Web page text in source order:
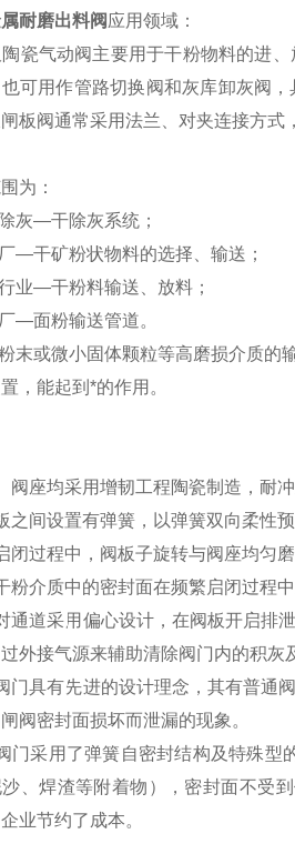
耐磨出料阀应用领域：
气动阀主要用于干粉物料的进、
可用作管路切换阀和灰库卸灰阀
板阀通常采用法兰、对夹连接方式
为：
灰—干除灰系统；
—干矿粉状物料的选择、输送；
业—干粉料输送、放料；
—面粉输送管道。
末或微小固体颗粒等高磨损介质的
，能起到*的作用。
阀座均采用增韧工程陶瓷制造，耐
之间设置有弹簧，以弹簧双向柔性
闭过程中，阀板子旋转与阀座均匀
粉介质中的密封面在频繁启闭过程
通道采用偏心设计，在阀板开启排
外接气源来辅助清除阀门内的积灰
门具有先进的设计理念，其有普通
阀密封面损坏而泄漏的现象。
门采用了弹簧自密封结构及特殊型
、焊渣等附着物），密封面不受
业节约了成本。